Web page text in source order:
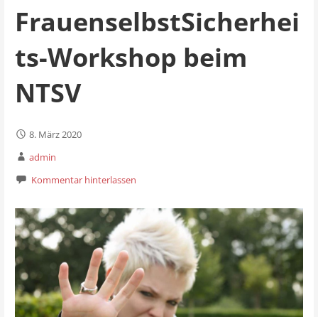
FrauenselbstSicherhei
ts-Workshop beim
NTSV
8. März 2020
admin
Kommentar hinterlassen